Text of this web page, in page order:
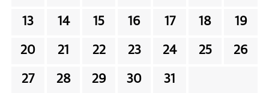
13 14 15 16 17 18 19
20 21 22 23 24 25 26
27 28 29 30 31